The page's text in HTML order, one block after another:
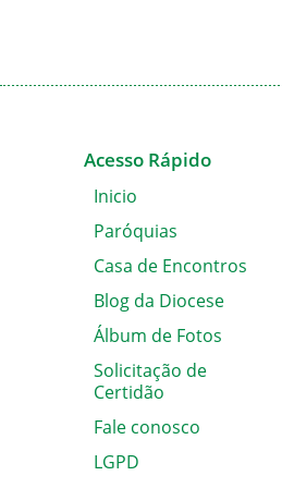
Acesso Rápido
Inicio
Paróquias
Casa de Encontros
Blog da Diocese
Álbum de Fotos
Solicitação de
Certidão
Fale conosco
LGPD